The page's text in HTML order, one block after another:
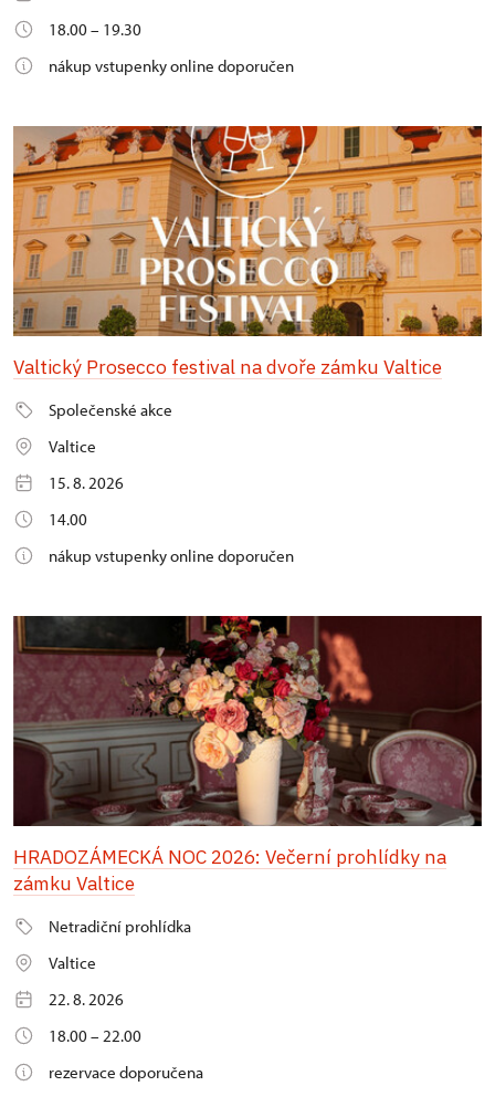
18.00 – 19.30
nákup vstupenky online doporučen
Valtický Prosecco festival na dvoře zámku Valtice
Společenské akce
Valtice
15. 8. 2026
14.00
nákup vstupenky online doporučen
HRADOZÁMECKÁ NOC 2026: Večerní prohlídky na
zámku Valtice
Netradiční prohlídka
Valtice
22. 8. 2026
18.00 – 22.00
rezervace doporučena